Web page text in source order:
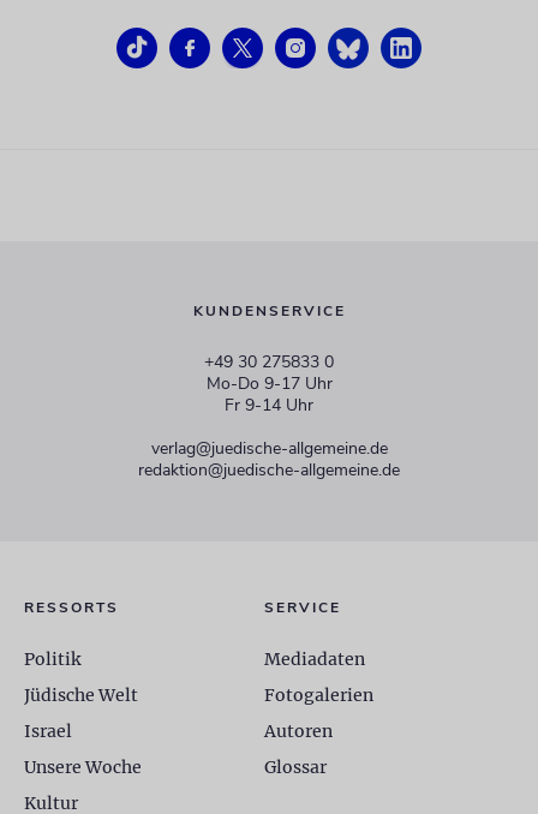
KUNDENSERVICE
+49 30 275833 0
Mo-Do 9-17 Uhr
Fr 9-14 Uhr
verlag@juedische-allgemeine.de
redaktion@juedische-allgemeine.de
RESSORTS
Politik
Jüdische Welt
Israel
Unsere Woche
Kultur
SERVICE
Mediadaten
Fotogalerien
Autoren
Glossar